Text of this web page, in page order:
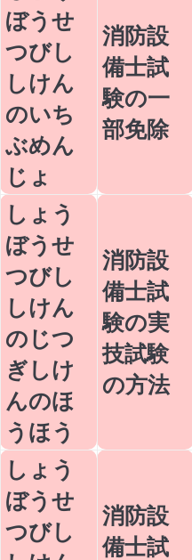
ぼうせ
つびし
しけん
のいち
ぶめん
じょ
消防設
備士試
験の一
部免除
しょう
ぼうせ
つびし
しけん
のじつ
ぎしけ
んのほ
うほう
消防設
備士試
験の実
技試験
の方法
しょう
ぼうせ
つびし
消防設
備士試